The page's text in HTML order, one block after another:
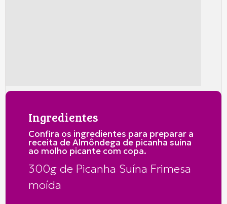
Ingredientes
Confira os ingredientes para preparar a
receita de Almôndega de picanha suína
ao molho picante com copa.
300g de Picanha Suína Frimesa
moída